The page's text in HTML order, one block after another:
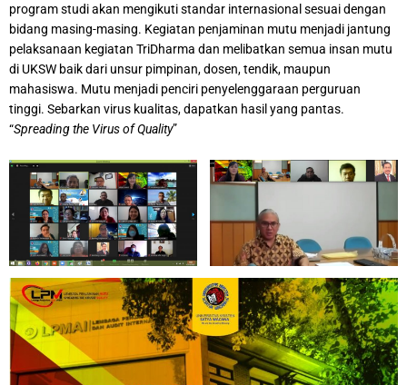
program studi akan mengikuti standar internasional sesuai dengan
bidang masing-masing. Kegiatan penjaminan mutu menjadi jantung
pelaksanaan kegiatan TriDharma dan melibatkan semua insan mutu
di UKSW baik dari unsur pimpinan, dosen, tendik, maupun
mahasiswa. Mutu menjadi penciri penyelenggaraan perguruan
tinggi. Sebarkan virus kualitas, dapatkan hasil yang pantas.
“Spreading the Virus of Quality”